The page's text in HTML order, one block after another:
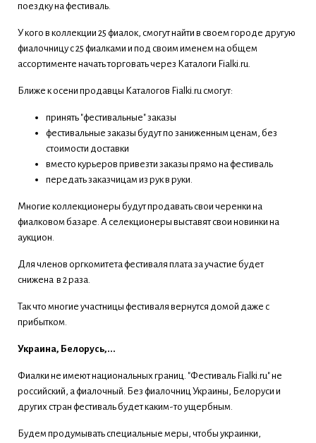
поездку на фестиваль.
У кого в коллекции 25 фиалок, смогут найти в своем городе другую
фиалочницу с 25 фиалками и под своим именем на общем
ассортименте начать торговать через Каталоги Fialki.ru.
Ближе к осени продавцы Каталогов Fialki.ru смогут:
принять "фестивальные" заказы
фестивальные заказы будут по заниженным ценам, без
стоимости доставки
вместо курьеров привезти заказы прямо на фестиваль
передать заказчицам из рук в руки.
Многие коллекционеры будут продавать свои черенки на
фиалковом базаре. А селекционеры выставят свои новинки на
аукцион.
Для членов оргкомитета фестиваля плата за участие будет
снижена в 2 раза.
Так что многие участницы фестиваля вернутся домой даже с
прибытком.
Украина, Белорусь,...
Фиалки не имеют национальных границ. "Фестиваль Fialki.ru" не
российский, а фиалочный. Без фиалочниц Украины, Белоруси и
других стран фестиваль будет каким-то ущербным.
Будем продумывать специальные меры, чтобы украинки,